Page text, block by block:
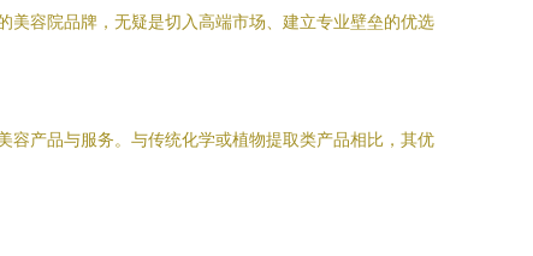
容院品牌，无疑是切入高端市场、建立专业壁垒的优选
产品与服务。与传统化学或植物提取类产品相比，其优